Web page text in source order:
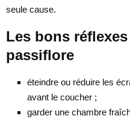
seule cause.
Les bons
passiflore
éteindre ou réduire les
avant le coucher ;
garder une chambre